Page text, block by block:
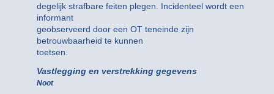
degelijk strafbare feiten plegen. Incidenteel wordt een
informant
geobserveerd door een OT teneinde zijn
betrouwbaarheid te kunnen
toetsen.
Vastlegging en verstrekking gegevens
Noot